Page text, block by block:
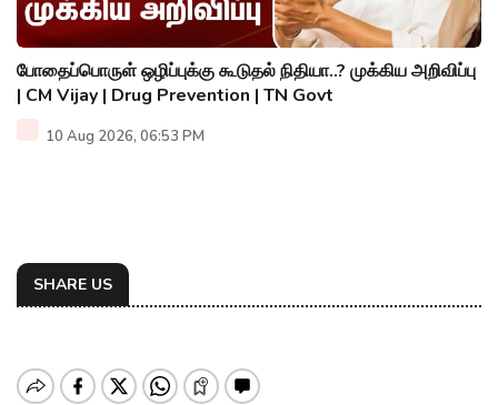
போதைப்பொருள் ஒழிப்புக்கு கூடுதல் நிதியா..? முக்கிய அறிவிப்பு
| CM Vijay | Drug Prevention | TN Govt
10 Aug 2026, 06:53 PM
SHARE US